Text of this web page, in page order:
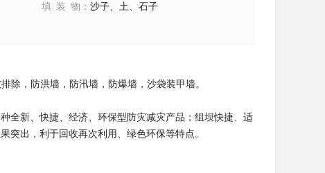
填装物 ：沙子、土、石子
除，防洪墙，防汛墙，防爆墙，沙袋装甲墙。
全新、快捷、经济、环保型防灾减灾产品；组坝快捷、适
突出，利于回收再次利用、绿色环保等特点。